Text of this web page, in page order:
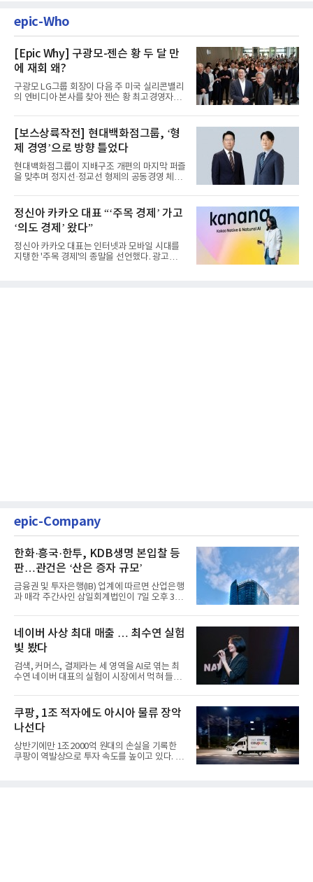
epic-Who
[Epic Why] 구광모-젠슨 황 두 달 만
에 재회 왜?
구광모 LG그룹 회장이 다음 주 미국 실리콘밸리
의 엔비디아 본사를 찾아 젠슨 황 최고경영자
[보스상륙작전] 현대백화점그룹, ‘형
제 경영’으로 방향 틀었다
현대백화점그룹이 지배구조 개편의 마지막 퍼즐
을 맞추며 정지선·정교선 형제의 공동경영 체제
정신아 카카오 대표 “‘주목 경제’ 가고
‘의도 경제’ 왔다”
정신아 카카오 대표는 인터넷과 모바일 시대를
지탱한 '주목 경제'의 종말을 선언했다. 광고를
epic-Company
한화·흥국·한투, KDB생명 본입찰 등
판…관건은 ‘산은 증자 규모’
금융권 및 투자은행(IB) 업계에 따르면 산업은행
과 매각 주간사인 삼일회계법인이 7일 오후 3시
네이버 사상 최대 매출 … 최수연 실험
빛 봤다
검색, 커머스, 결제라는 세 영역을 AI로 엮는 최
수연 네이버 대표의 실험이 시장에서 먹혀 들어
쿠팡, 1조 적자에도 아시아 물류 장악
나선다
상반기에만 1조2000억 원대의 손실을 기록한
쿠팡이 역발상으로 투자 속도를 높이고 있다. 이